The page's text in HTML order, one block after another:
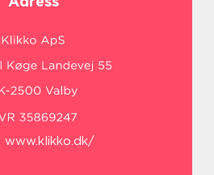
www.klikko.dk/